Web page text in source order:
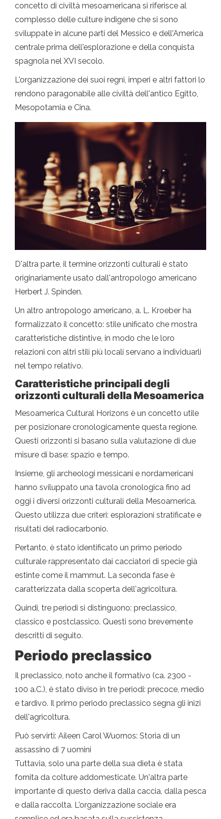
concetto di civiltà mesoamericana si riferisce al
complesso delle culture indigene che si sono
sviluppate in alcune parti del Messico e dell'America
centrale prima dell'esplorazione e della conquista
spagnola nel XVI secolo.
L'organizzazione dei suoi regni, imperi e altri fattori lo
rendono paragonabile alle civiltà dell'antico Egitto,
Mesopotamia e Cina.
D'altra parte, il termine orizzonti culturali è stato
originariamente usato dall'antropologo americano
Herbert J. Spinden.
Un altro antropologo americano, a. L. Kroeber ha
formalizzato il concetto: stile unificato che mostra
caratteristiche distintive, in modo che le loro
relazioni con altri stili più locali servano a individuarli
nel tempo relativo.
Caratteristiche principali degli
orizzonti culturali della Mesoamerica
Mesoamerica Cultural Horizons è un concetto utile
per posizionare cronologicamente questa regione.
Questi orizzonti si basano sulla valutazione di due
misure di base: spazio e tempo.
Insieme, gli archeologi messicani e nordamericani
hanno sviluppato una tavola cronologica fino ad
oggi i diversi orizzonti culturali della Mesoamerica.
Questo utilizza due criteri: esplorazioni stratificate e
risultati del radiocarbonio.
Pertanto, è stato identificato un primo periodo
culturale rappresentato dai cacciatori di specie già
estinte come il mammut. La seconda fase è
caratterizzata dalla scoperta dell'agricoltura.
Quindi, tre periodi si distinguono: preclassico,
classico e postclassico. Questi sono brevemente
descritti di seguito.
Periodo preclassico
Il preclassico, noto anche il formativo (ca. 2300 -
100 a.C.), è stato diviso in tre periodi: precoce, medio
e tardivo. Il primo periodo preclassico segna gli inizi
dell'agricoltura.
Può servirti: Aileen Carol Wuornos: Storia di un
assassino di 7 uomini
Tuttavia, solo una parte della sua dieta è stata
fornita da colture addomesticate. Un'altra parte
importante di questo deriva dalla caccia, dalla pesca
e dalla raccolta. L'organizzazione sociale era